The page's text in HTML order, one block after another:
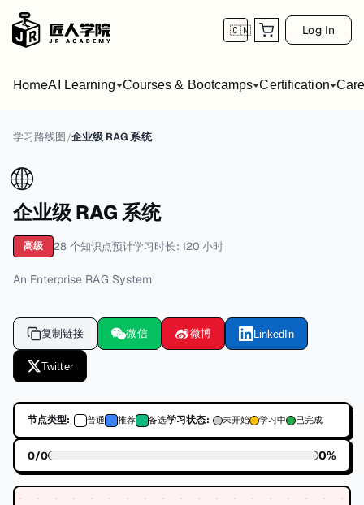
🇨🇳 Log In
HomeAI Learning Courses & Bootcamps Certification
学习路线图/企业级 RAG 系统
🌐
企业级 RAG 系统
高级 28 个知识点预计学习时长: 120 小时
An Enterprise RAG System
复制链接 微信 微博 LinkedIn
Twitter
节点类型: 普通 推荐 备选学习状态: 未开始 学习中 已完成
0/0 0%